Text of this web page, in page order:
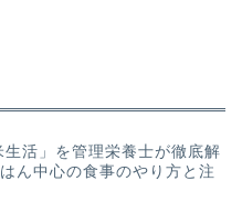
生活」を管理栄養士が徹底解
ん中心の食事のやり方と注